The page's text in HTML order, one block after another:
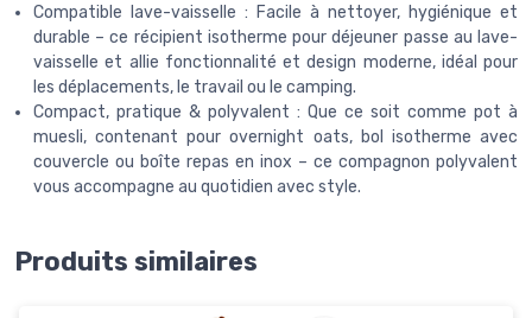
Compatible lave-vaisselle : Facile à nettoyer, hygiénique et
durable – ce récipient isotherme pour déjeuner passe au lave-
vaisselle et allie fonctionnalité et design moderne, idéal pour
les déplacements, le travail ou le camping.
Compact, pratique & polyvalent : Que ce soit comme pot à
muesli, contenant pour overnight oats, bol isotherme avec
couvercle ou boîte repas en inox – ce compagnon polyvalent
vous accompagne au quotidien avec style.
Produits similaires